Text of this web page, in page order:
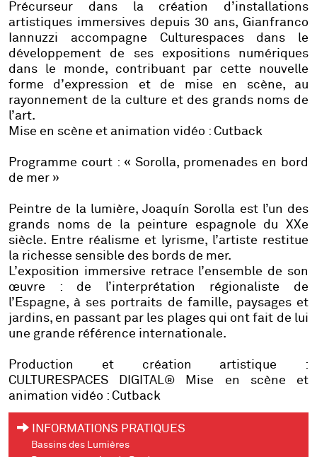
Précurseur dans la création d’installations
artistiques immersives depuis 30 ans, Gianfranco
Iannuzzi accompagne Culturespaces dans le
développement de ses expositions numériques
dans le monde, contribuant par cette nouvelle
forme d’expression et de mise en scène, au
rayonnement de la culture et des grands noms de
l’art.
Mise en scène et animation vidéo : Cutback
Programme court : « Sorolla, promenades en bord
de mer »
Peintre de la lumière, Joaquín Sorolla est l’un des
grands noms de la peinture espagnole du XXe
siècle. Entre réalisme et lyrisme, l’artiste restitue
la richesse sensible des bords de mer.
L’exposition immersive retrace l’ensemble de son
œuvre : de l’interprétation régionaliste de
l’Espagne, à ses portraits de famille, paysages et
jardins, en passant par les plages qui ont fait de lui
une grande référence internationale.
Production et création artistique :
CULTURESPACES DIGITAL® Mise en scène et
animation vidéo : Cutback
INFORMATIONS PRATIQUES
Bassins des Lumières